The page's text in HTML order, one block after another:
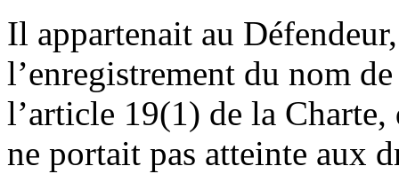
Il appartenait au
l’enregistrement du nom
l’article 19(1) de la
ne portait pas atteinte aux